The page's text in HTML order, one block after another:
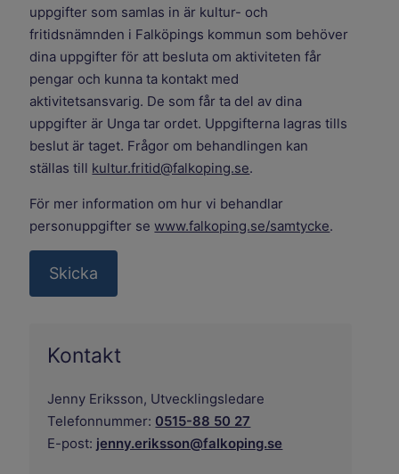
uppgifter som samlas in är kultur- och
fritidsnämnden i Falköpings kommun som behöver
dina uppgifter för att besluta om aktiviteten får
pengar och kunna ta kontakt med
aktivitetsansvarig. De som får ta del av dina
uppgifter är Unga tar ordet. Uppgifterna lagras tills
beslut är taget. Frågor om behandlingen kan
ställas till kultur.fritid@falkoping.se.
För mer information om hur vi behandlar
personuppgifter sewww.falkoping.se/samtycke.
Kontakt
Jenny Eriksson, Utvecklingsledare
Telefonnummer: 0515-88 50 27
E-post: jenny.eriksson@falkoping.se